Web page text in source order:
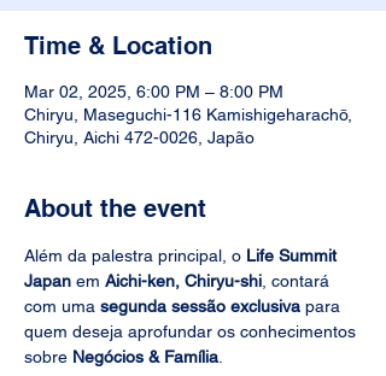
Time & Location
Mar 02, 2025, 6:00 PM – 8:00 PM
Chiryu, Maseguchi-116 Kamishigeharachō,
Chiryu, Aichi 472-0026, Japão
About the event
Além da palestra principal, o Life Summit
Japan em Aichi-ken, Chiryu-shi , contará
com uma segunda sessão exclusiva para
quem deseja aprofundar os conhecimentos
sobre Negócios & Família